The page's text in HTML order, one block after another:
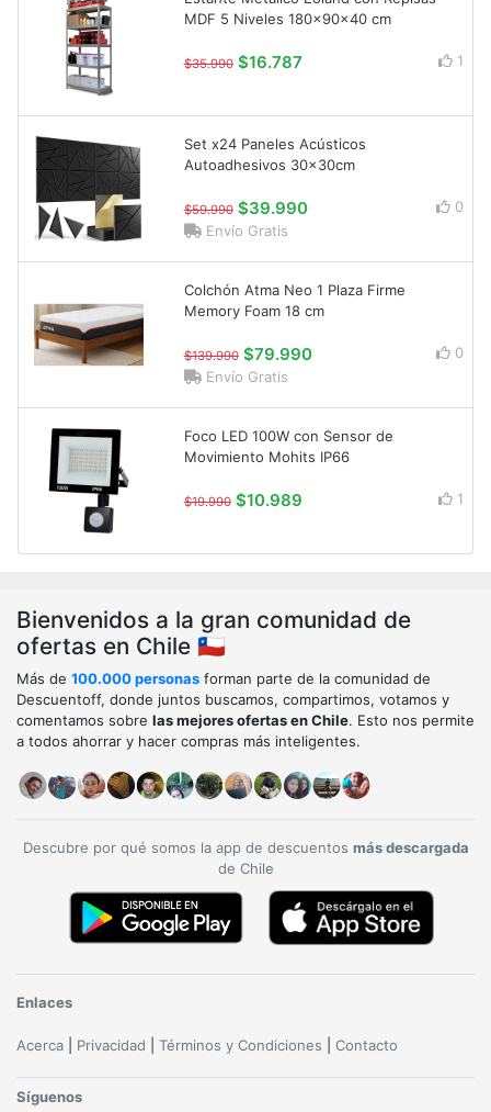
MDF 5 Niveles 180x90x40 cm
$35.990 $16.787 1
Set x24 Paneles Acústicos
Autoadhesivos 30x30cm
$59.990 $39.990
0
Envío Gratis
Colchón Atma Neo 1 Plaza Firme
Memory Foam 18 cm
$139.990 $79.990
0
Envío Gratis
Foco LED 100W con Sensor de
Movimiento Mohits IP66
$19.990 $10.989 1
Bienvenidos a la gran comunidad de
ofertas en Chile 🇨🇱
Más de 100.000 personas forman parte de la comunidad de
Descuentoff, donde juntos buscamos, compartimos, votamos y
comentamos sobre las mejores ofertas en Chile. Esto nos permite
a todos ahorrar y hacer compras más inteligentes.
Descubre por qué somos la app de descuentos más descargada
de Chile
Enlaces
Acerca Privacidad Términos y Condiciones Contacto
Síguenos